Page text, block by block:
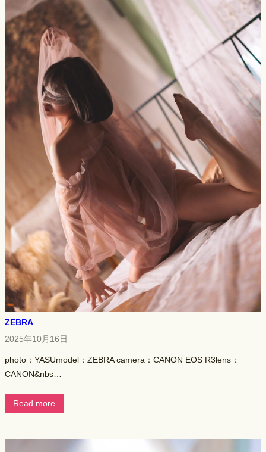
ZEBRA
2025年10月16日
photo：YASUmodel：ZEBRA camera：CANON EOS R3lens：
CANON&nbs…
Read more